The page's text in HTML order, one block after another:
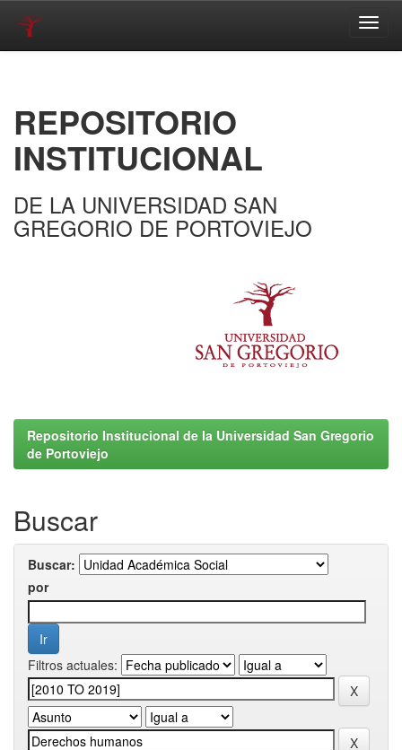
REPOSITORIO
INSTITUCIONAL
DE LA UNIVERSIDAD SAN
GREGORIO DE PORTOVIEJO
Repositorio Institucional de la Universidad San Gregorio
de Portoviejo
Buscar
Buscar:
por
Filtros actuales: